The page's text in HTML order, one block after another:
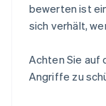
bewerten ist
sich verhält,
Achten Sie auf
Angriffe zu